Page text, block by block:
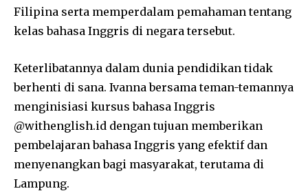
Filipina serta memperdalam pemahaman tentang
kelas bahasa Inggris di negara tersebut.
Keterlibatannya dalam dunia pendidikan tidak
berhenti di sana. Ivanna bersama teman-temannya
menginisiasi kursus bahasa Inggris
@withenglish.id dengan tujuan memberikan
pembelajaran bahasa Inggris yang efektif dan
menyenangkan bagi masyarakat, terutama di
Lampung.